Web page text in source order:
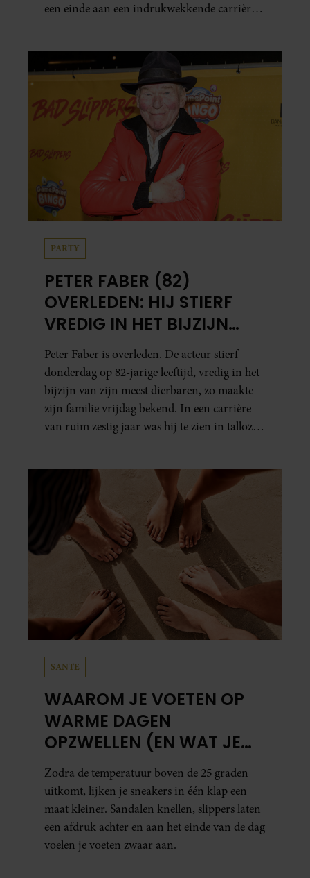
een einde aan een indrukwekkende carrière
PARTY
PETER FABER (82)
OVERLEDEN: HIJ STIERF
VREDIG IN HET BIJZIJN
VAN ZIJN MEEST
DIERBAREN
Peter Faber is overleden. De acteur stierf
donderdag op 82-jarige leeftijd, vredig in het
bijzijn van zijn meest dierbaren, zo maakte
zijn familie vrijdag bekend. In een carrière
van ruim zestig jaar was hij te zien in talloze
SANTE
WAAROM JE VOETEN OP
WARME DAGEN
OPZWELLEN (EN WAT JE
ERAAN KUNT DOEN)
Zodra de temperatuur boven de 25 graden
uitkomt, lijken je sneakers in één klap een
maat kleiner. Sandalen knellen, slippers laten
een afdruk achter en aan het einde van de dag
voelen je voeten zwaar aan.